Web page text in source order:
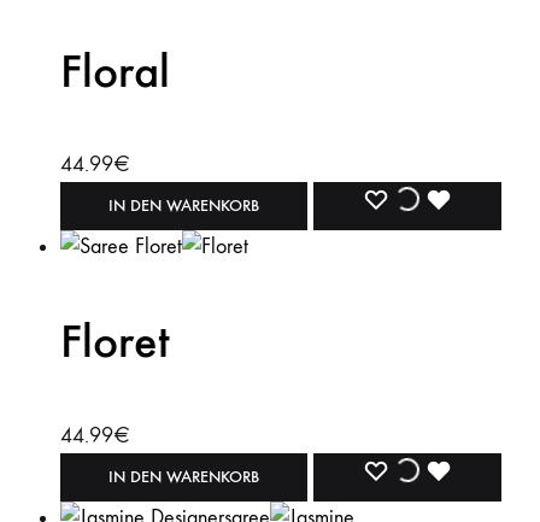
Floral
44.99€
IN DEN WARENKORB WISHLISTWISHLIST
Floret
44.99€
IN DEN WARENKORB WISHLISTWISHLIST